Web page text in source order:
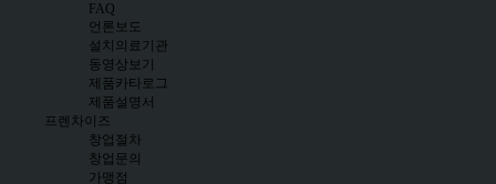
FAQ
언론보도
설치의료기관
동영상보기
제품카타로그
제품설명서
프렌차이즈
창업절차
창업문의
가맹점